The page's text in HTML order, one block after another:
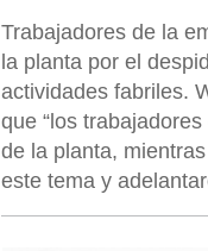
Trabajadores de la
la planta por el
actividades fabriles.
que “los
de la planta,
este tema y